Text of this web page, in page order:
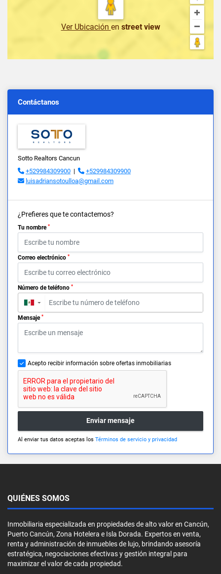
Ver Ubicación en street view
Contáctanos
Sotto Realtors Cancun
+529984309900 |
+529984309900
luisadriansotoulloa@gmail.com
¿Prefieres que te contactemos?
Tu nombre *
Correo electrónico *
Número de teléfono *
▼
Mensaje *
Acepto recibir información sobre ofertas inmobiliarias
Enviar mensaje
Al enviar tus datos aceptas los Términos de servicio y privacidad
QUIÉNES SOMOS
Inmobiliaria especializada en propiedades de alto valor en Cancún,
Puerto Cancún, Zona Hotelera e Isla Dorada. Expertos en venta,
renta y administración de inmuebles de lujo, brindando asesoría
estratégica, negociaciones efectivas y gestión integral para
maximizar el valor de cada propiedad.